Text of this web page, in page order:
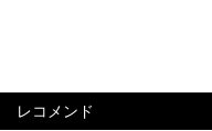
レコメンド